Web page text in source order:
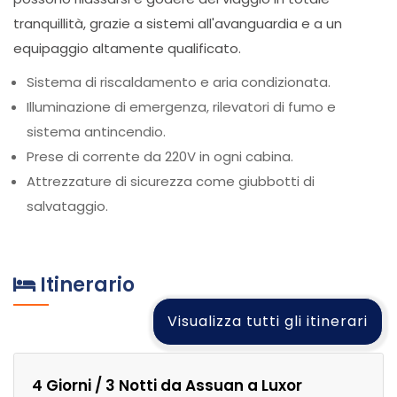
tranquillità, grazie a sistemi all'avanguardia e a un
equipaggio altamente qualificato.
Sistema di riscaldamento e aria condizionata.
Illuminazione di emergenza, rilevatori di fumo e
sistema antincendio.
Prese di corrente da 220V in ogni cabina.
Attrezzature di sicurezza come giubbotti di
salvataggio.
Itinerario
Visualizza tutti gli itinerari
4 Giorni / 3 Notti da Assuan a Luxor